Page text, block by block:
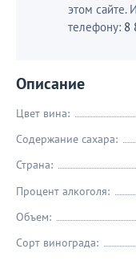
этом сайте.
телефону: 8
Описание
Цвет вина:
Содержание сахара:
Страна:
Процент алкоголя:
Объем:
Сорт винограда: